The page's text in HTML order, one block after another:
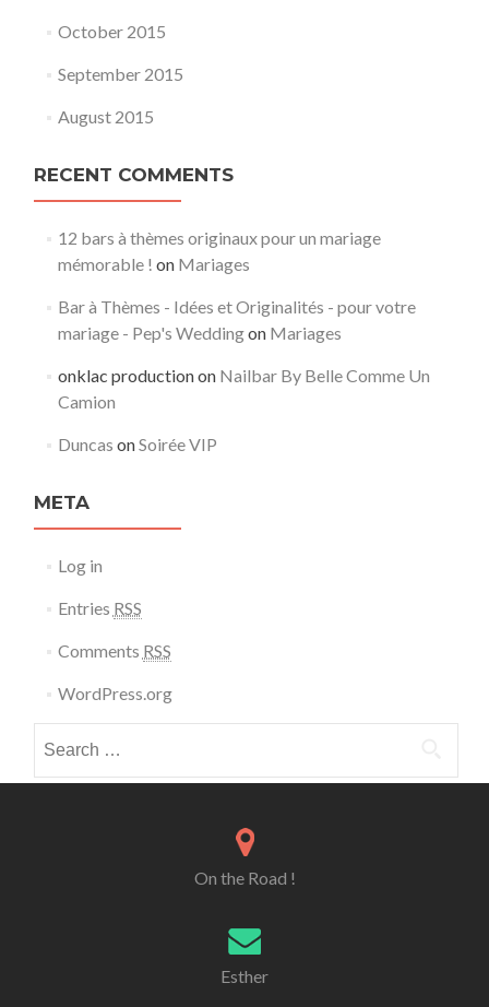
October 2015
September 2015
August 2015
RECENT COMMENTS
12 bars à thèmes originaux pour un mariage
mémorable ! on Mariages
Bar à Thèmes - Idées et Originalités - pour votre
mariage - Pep's Weddingon Mariages
onklac productionon Nailbar By Belle Comme Un
Camion
Duncas onSoirée VIP
META
Log in
Entries RSS
Comments RSS
WordPress.org
On the Road !
Esther